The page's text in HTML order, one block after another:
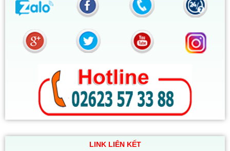
LINK LIÊN KẾT